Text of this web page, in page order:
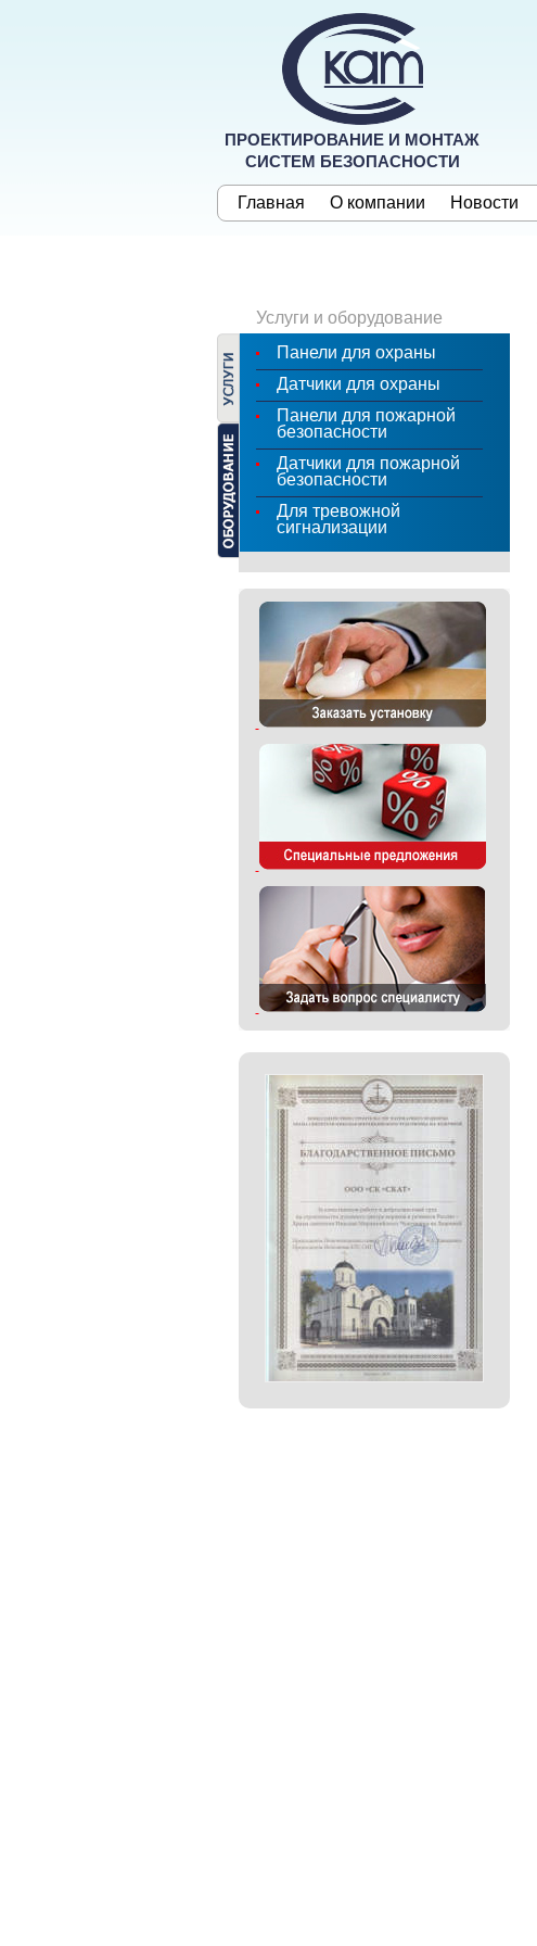
ПРОЕКТИРОВАНИЕ И МОНТАЖ
СИСТЕМ БЕЗОПАСНОСТИ
Главная О компании Новости
Услуги и оборудование
Панели для охраны
Датчики для охраны
Панели для пожарной
безопасности
Датчики для пожарной
безопасности
Для тревожной
сигнализации